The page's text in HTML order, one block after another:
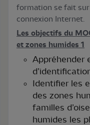
formation se fait
connexion Internet.
Les objectifs du
et zones humides 1
Appréhender
Identifier les
des zones
familles
humides les